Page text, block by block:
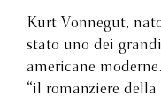
Kurt Vonnegut,
stato uno dei
americane
“il romanziere